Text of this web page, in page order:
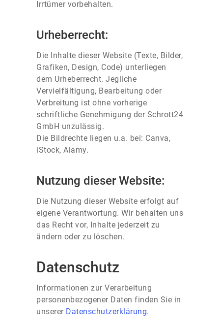
Irrtümer vorbehalten.
Urheberrecht:
Die Inhalte dieser Website (Texte, Bilder,
Grafiken, Design, Code) unterliegen
dem Urheberrecht. Jegliche
Vervielfältigung, Bearbeitung oder
Verbreitung ist ohne vorherige
schriftliche Genehmigung der Schrott24
GmbH unzulässig.
Die Bildrechte liegen u.a. bei: Canva,
iStock, Alamy.
Nutzung dieser Website:
Die Nutzung dieser Website erfolgt auf
eigene Verantwortung. Wir behalten uns
das Recht vor, Inhalte jederzeit zu
ändern oder zu löschen.
Datenschutz
Informationen zur Verarbeitung
personenbezogener Daten finden Sie in
unserer Datenschutzerklärung.